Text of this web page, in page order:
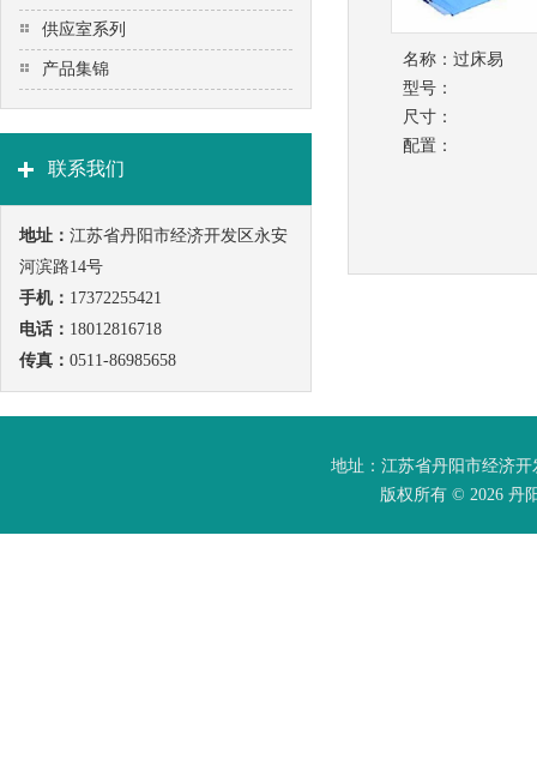
供应室系列
产品集锦
联系我们
地址： 江苏省丹阳市经济开发区永安
河滨路14号
手机： 17372255421
电话： 18012816718
传真： 0511-86985658
名称： 过床易
型号：
尺寸：
配置：
地址：江苏省丹阳市经济
版权所有 © 2026